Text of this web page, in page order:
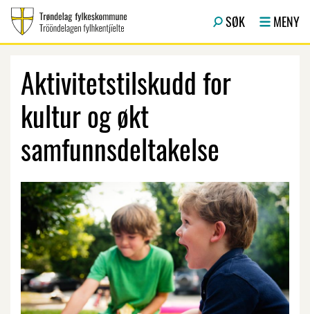
SØK MENY
Aktivitetstilskudd for
kultur og økt
samfunnsdeltakelse